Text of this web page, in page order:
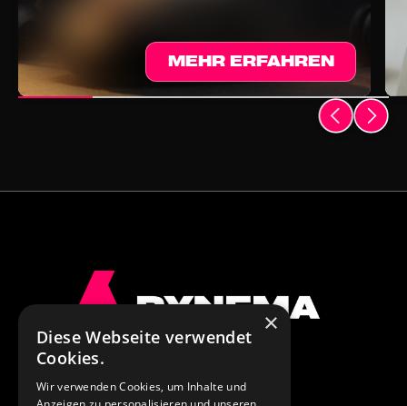
MEHR ERFAHREN
Case Studies
×
Diese Webseite verwendet
Cookies.
Wir verwenden Cookies, um Inhalte und